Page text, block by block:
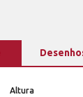
Altura